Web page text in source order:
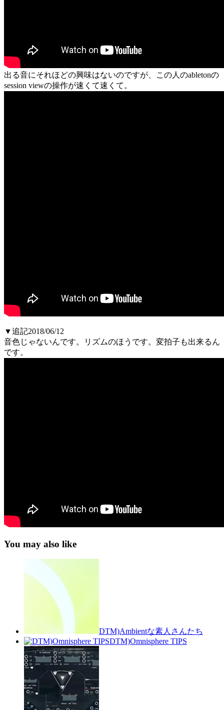
出る音にそれほどの興味はないのですが、この人のabletonの
session viewの操作が速くて速くて。
▼追記2018/06/12
音色じゃないんです。リズムのほうです。変拍子も出来るん
です。
You may also like
DTM)Ambientな素人さんたち
DTM)Omnisphere TIPS